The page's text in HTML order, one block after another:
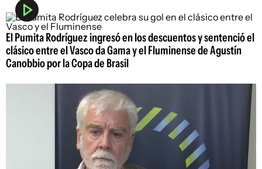
El Pumita Rodríguez ingresó en los descuentos y sentenció el
clásico entre el Vasco da Gama y el Fluminense de Agustín
Canobbio por la Copa de Brasil